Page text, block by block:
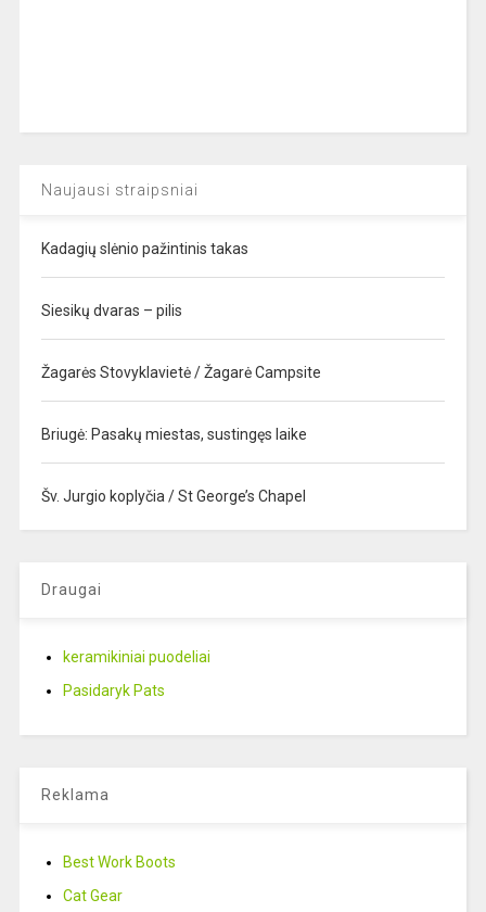
Naujausi straipsniai
Kadagių slėnio pažintinis takas
Siesikų dvaras – pilis
Žagarės Stovyklavietė / Žagarė Campsite
Briugė: Pasakų miestas, sustingęs laike
Šv. Jurgio koplyčia / St George’s Chapel
Draugai
keramikiniai puodeliai
Pasidaryk Pats
Reklama
Best Work Boots
Cat Gear